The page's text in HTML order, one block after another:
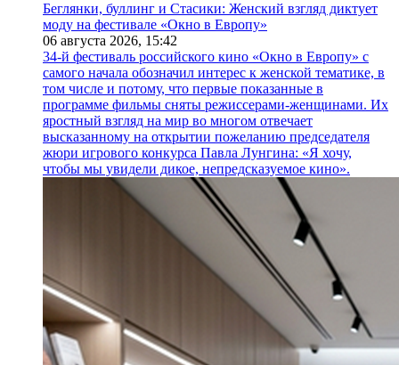
Беглянки, буллинг и Стасики: Женский взгляд диктует
моду на фестивале «Окно в Европу»
06 августа 2026, 15:42
34-й фестиваль российского кино «Окно в Европу» с
самого начала обозначил интерес к женской тематике, в
том числе и потому, что первые показанные в
программе фильмы сняты режиссерами-женщинами. Их
яростный взгляд на мир во многом отвечает
высказанному на открытии пожеланию председателя
жюри игрового конкурса Павла Лунгина: «Я хочу,
чтобы мы увидели дикое, непредсказуемое кино».